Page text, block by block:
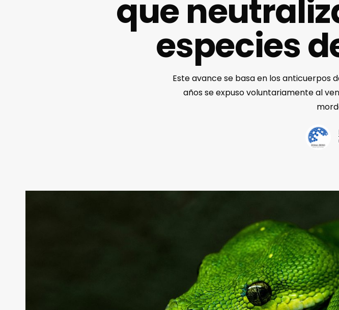
que
especies
Este avance se basa en los anticuerpos
años se expuso voluntariamente al